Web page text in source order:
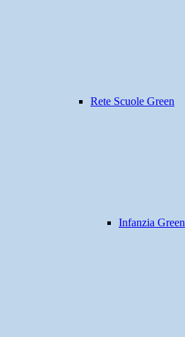
Rete Scuole Green
Infanzia Green